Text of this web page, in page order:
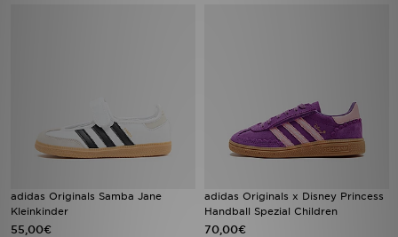
adidas Originals Samba Jane
Kleinkinder
55,00€
adidas Originals x Disney Princess
Handball Spezial Children
70,00€